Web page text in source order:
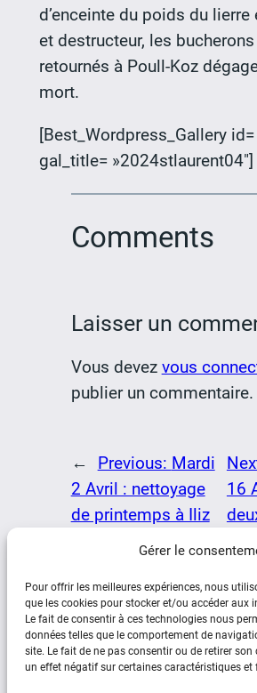
Gérer le
Pour offrir les meilleures expériences, nous
que les cookies pour stocker et/ou accéder aux
Le fait de consentir à ces technologies nous
données telles que le comportement de
site. Le fait de ne pas consentir ou de retirer
un effet négatif sur certaines caractéristiques et
d’enceinte du poids du lierre
et destructeur, les
retournés à Poull-Koz
mort.
[Best_Wordpress_Gallery id=
gal_title= »2024stlaurent04″]
Comments
Laisser un
Vous devez vous
publier un commentaire.
← Previous: Mardi
2 Avril : nettoyage
de printemps à Iliz
16